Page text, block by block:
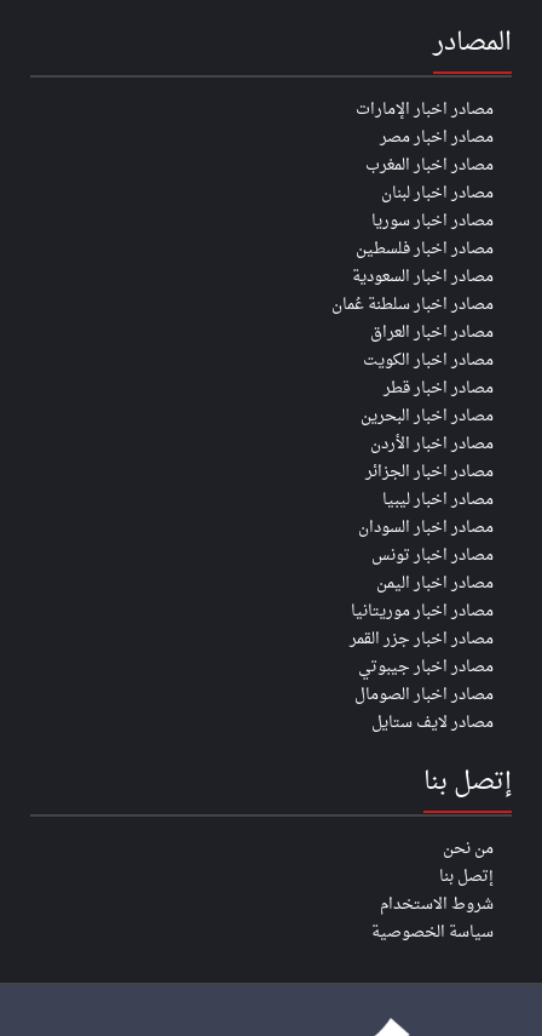
المصادر
مصادر اخبار الإمارات
مصادر اخبار مصر
مصادر اخبار المغرب
مصادر اخبار لبنان
مصادر اخبار سوريا
مصادر اخبار فلسطين
مصادر اخبار السعودية
مصادر اخبار سلطنة عُمان
مصادر اخبار العراق
مصادر اخبار الكويت
مصادر اخبار قطر
مصادر اخبار البحرين
مصادر اخبار الأردن
مصادر اخبار الجزائر
مصادر اخبار ليبيا
مصادر اخبار السودان
مصادر اخبار تونس
مصادر اخبار اليمن
مصادر اخبار موريتانيا
مصادر اخبار جزر القمر
مصادر اخبار جيبوتي
مصادر اخبار الصومال
مصادر لايف ستايل
إتصل بنا
من نحن
إتصل بنا
شروط الاستخدام
سياسة الخصوصية